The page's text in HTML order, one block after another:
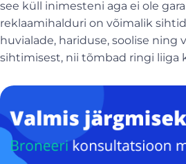
see küll inimesteni aga ei ole
reklaamihalduri on võimalik
huvialade, hariduse, soolise
sihtimisest, nii tõmbad ringi liiga